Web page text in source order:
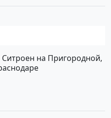
на Пригородной,